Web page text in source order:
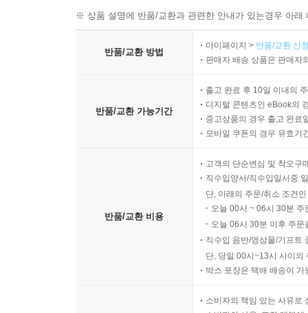
※ 상품 설명에 반품/교환과 관련한 안내가 있는경우 아
반품/교환 방법
마이페이지 > 반품/교환 신
판매자 배송 상품은 판매자
반품/교환 가능기간
출고 완료 후 10일 이내의
디지털 콘텐츠인 eBook의
중고상품의 경우 출고 완료
모바일 쿠폰의 경우 유효기
반품/교환 비용
고객의 단순변심 및 착오구
직수입양서/직수입일서중
단, 아래의 주문/취소 조건
오늘 00시 ~ 06시 30분
오늘 06시 30분 이후 주
직수입 음반/영상물/기프트
단, 당일 00시~13시 사이의
박스 포장은 택배 배송이
소비자의 책임 있는 사유로